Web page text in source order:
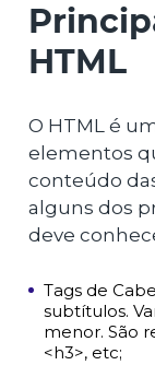
HTML
O HTML é
elementos
conteúdo
alguns dos
deve
Tags de
subtítulos.
menor. São
<h3>, etc;